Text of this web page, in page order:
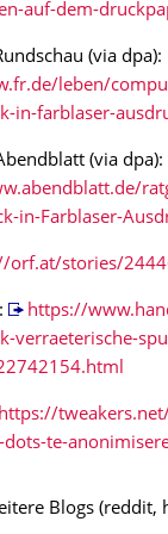
auf-dem-
(via dpa):
leben/
in-farblaser-
(via dpa):
in-Farblaser-
orf.at/stories/
https://
verraeterische-
https://
dots-te-
Blogs (reddit,